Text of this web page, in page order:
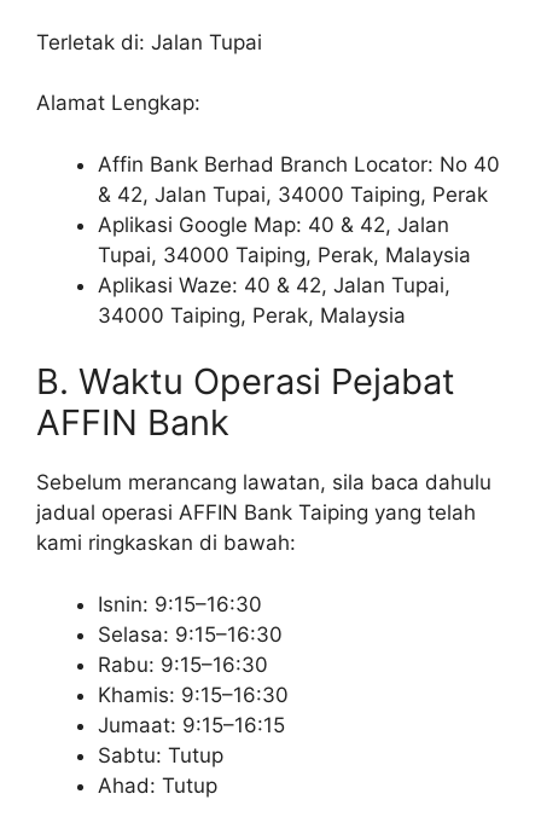
Terletak di: Jalan Tupai
Alamat Lengkap:
Affin Bank Berhad Branch Locator: No 40
& 42, Jalan Tupai, 34000 Taiping, Perak
Aplikasi Google Map: 40 & 42, Jalan
Tupai, 34000 Taiping, Perak, Malaysia
Aplikasi Waze: 40 & 42, Jalan Tupai,
34000 Taiping, Perak, Malaysia
B. Waktu Operasi Pejabat
AFFIN Bank
Sebelum merancang lawatan, sila baca dahulu
jadual operasi AFFIN Bank Taiping yang telah
kami ringkaskan di bawah:
Isnin: 9:15–16:30
Selasa: 9:15–16:30
Rabu: 9:15–16:30
Khamis: 9:15–16:30
Jumaat: 9:15–16:15
Sabtu: Tutup
Ahad: Tutup